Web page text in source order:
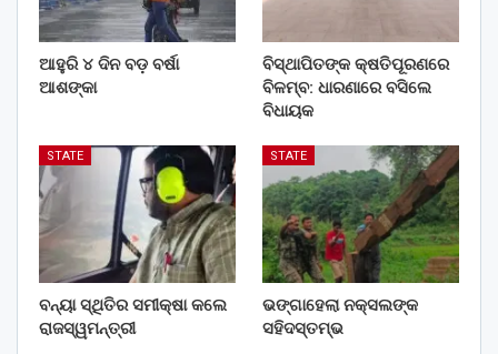
ଆହୁରି ୪ ଦିନ ବଡ଼ ବର୍ଷା
ଆଶଙ୍କା
ବିସ୍ଥାପିତଙ୍କ କ୍ଷତିପୂରଣରେ
ବିଳମ୍ବ: ଧାରଣାରେ ବସିଲେ
ବିଧାୟକ
STATE
ବନ୍ୟା ସ୍ଥିତିର ସମୀକ୍ଷା କଲେ
ରାଜସ୍ୱମନ୍ତ୍ରୀ
STATE
ଭଙ୍ଗାହେଲା ନକ୍ସଲଙ୍କ
ସହିଦସ୍ତମ୍ଭ